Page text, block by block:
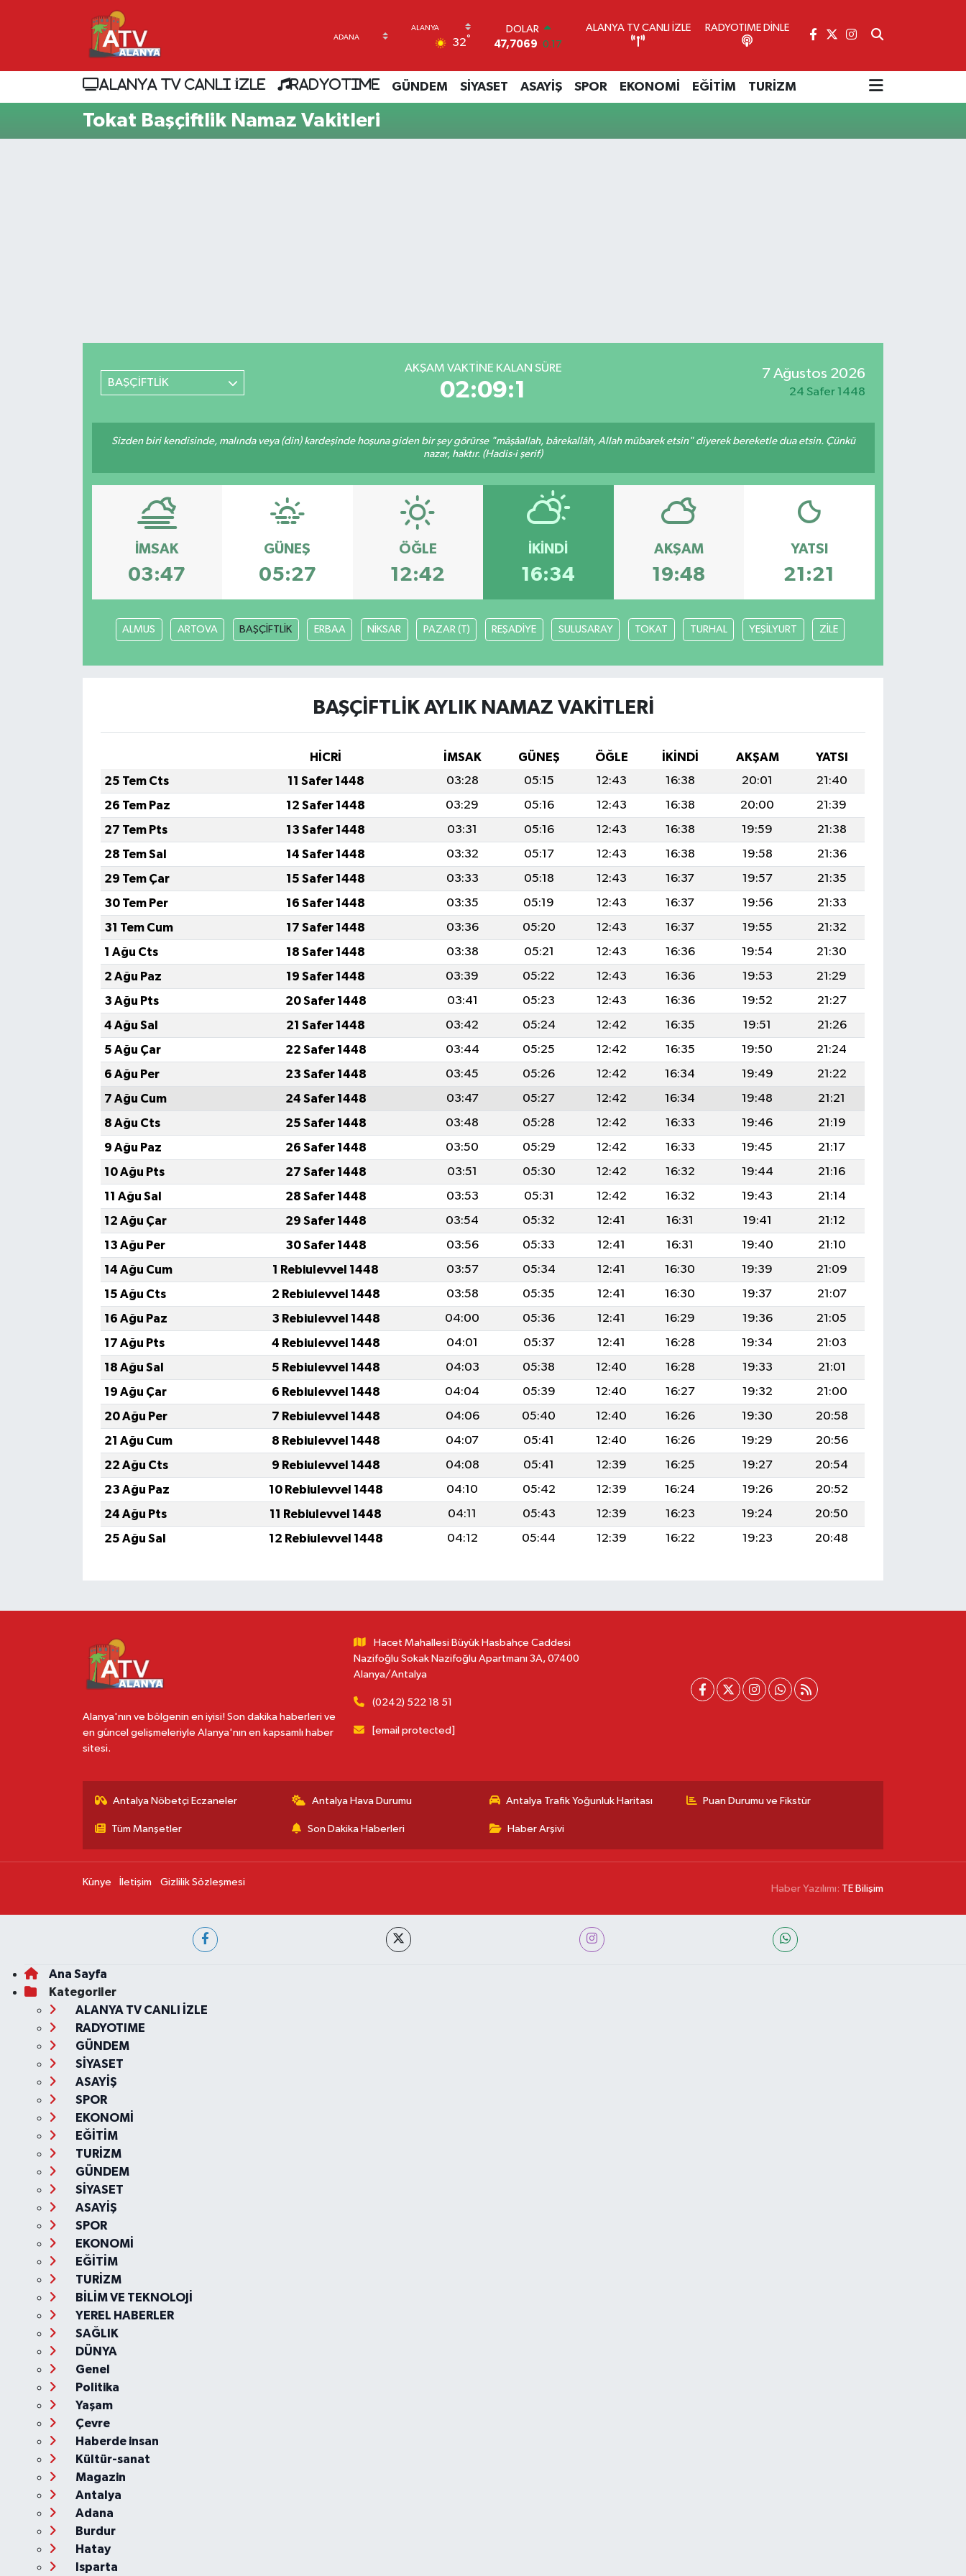
32°
DOLAR
47,7069 0.17
55,0265 0.01
STERLİN
64,1897 0.02
ALANYA TV CANLI İZLE RADYOTIME DİNLE
ALANYA TV CANLI İZLE RADYOTIME GÜNDEM SİYASET ASAYİŞ SPOR EKONOMİ EĞİTİM TURİZM
Tokat Başçiftlik Namaz Vakitleri
BAŞÇİFTLİK
AKŞAM VAKTINE KALAN SÜRE
02:09:1
7 Ağustos 2026
24 Safer 1448
Sizden biri kendisinde, malında veya (din) kardeşinde hoşuna giden bir şey görürse "mâşâallah, bârekallâh, Allah mübarek etsin" diyerek bereketle dua etsin. Çünkü
nazar, haktır. (Hadis-i şerif)
İMSAK
03:47
GÜNEŞ
05:27
ÖĞLE
12:42
İKINDI
16:34
AKŞAM
19:48
YATSI
21:21
ALMUS ARTOVA BAŞÇİFTLİK ERBAA NİKSAR PAZAR (T) REŞADİYE SULUSARAY TOKAT TURHAL YEŞİLYURT ZİLE
BAŞÇİFTLİK AYLIK NAMAZ VAKITLERI
HİCRİ İMSAK GÜNEŞ ÖĞLE İKINDI AKŞAM
YATSI
25 Tem Cts
11 Safer 1448 03:28 05:15 12:43 16:38 20:01
21:40
26 Tem Paz
12 Safer 1448 03:29 05:16 12:43 16:38 20:00
21:39
27 Tem Pts
13 Safer 1448 03:31 05:16 12:43 16:38 19:59
21:38
28 Tem Sal
14 Safer 1448 03:32 05:17 12:43 16:38 19:58
21:36
29 Tem Çar
15 Safer 1448 03:33 05:18 12:43 16:37 19:57
21:35
30 Tem Per
16 Safer 1448 03:35 05:19 12:43 16:37 19:56
21:33
31 Tem Cum
17 Safer 1448 03:36 05:20 12:43 16:37 19:55
21:32
1 Ağu Cts
18 Safer 1448 03:38 05:21 12:43 16:36 19:54
21:30
2 Ağu Paz
19 Safer 1448 03:39 05:22 12:43 16:36 19:53
21:29
3 Ağu Pts
20 Safer 1448 03:41 05:23 12:43 16:36 19:52
21:27
4 Ağu Sal
21 Safer 1448 03:42 05:24 12:42 16:35 19:51
21:26
5 Ağu Çar
22 Safer 1448 03:44 05:25 12:42 16:35 19:50
21:24
6 Ağu Per
23 Safer 1448 03:45 05:26 12:42 16:34 19:49
21:22
7 Ağu Cum
24 Safer 1448 03:47 05:27 12:42 16:34 19:48
21:21
8 Ağu Cts
25 Safer 1448 03:48 05:28 12:42 16:33 19:46
21:19
9 Ağu Paz
26 Safer 1448 03:50 05:29 12:42 16:33 19:45
21:17
10 Ağu Pts
27 Safer 1448 03:51 05:30 12:42 16:32 19:44
21:16
11 Ağu Sal
28 Safer 1448 03:53 05:31 12:42 16:32 19:43
21:14
12 Ağu Çar
29 Safer 1448 03:54 05:32 12:41 16:31 19:41
21:12
13 Ağu Per
30 Safer 1448 03:56 05:33 12:41 16:31 19:40
21:10
14 Ağu Cum
1 Rebiulevvel 1448 03:57 05:34 12:41 16:30 19:39
21:09
15 Ağu Cts
2 Rebiulevvel 1448 03:58 05:35 12:41 16:30 19:37
21:07
16 Ağu Paz
3 Rebiulevvel 1448 04:00 05:36 12:41 16:29 19:36
21:05
17 Ağu Pts
4 Rebiulevvel 1448 04:01 05:37 12:41 16:28 19:34
21:03
18 Ağu Sal
5 Rebiulevvel 1448 04:03 05:38 12:40 16:28 19:33
21:01
19 Ağu Çar
6 Rebiulevvel 1448 04:04 05:39 12:40 16:27 19:32
21:00
20 Ağu Per
7 Rebiulevvel 1448 04:06 05:40 12:40 16:26 19:30
20:58
21 Ağu Cum
8 Rebiulevvel 1448 04:07 05:41 12:40 16:26 19:29
20:56
22 Ağu Cts
9 Rebiulevvel 1448 04:08 05:41 12:39 16:25 19:27
20:54
23 Ağu Paz
10 Rebiulevvel 1448 04:10 05:42 12:39 16:24 19:26
20:52
24 Ağu Pts
11 Rebiulevvel 1448 04:11 05:43 12:39 16:23 19:24
20:50
25 Ağu Sal
12 Rebiulevvel 1448 04:12 05:44 12:39 16:22 19:23 20:48
Alanya'nın ve bölgenin en iyisi! Son dakika haberleri ve
en güncel gelişmeleriyle Alanya'nın en kapsamlı haber
sitesi.
Hacet Mahallesi Büyük Hasbahçe Caddesi
Nazifoğlu Sokak Nazifoğlu Apartmanı 3A, 07400
Alanya/Antalya
(0242) 522 18 51
[email protected]
Antalya Nöbetçi Eczaneler Antalya Hava Durumu Antalya Trafik Yoğunluk Haritası Puan Durumu ve Fikstür
Tüm Manşetler Son Dakika Haberleri Haber Arşivi
Künye İletişim Gizlilik Sözleşmesi
Haber Yazılımı: TE Bilişim
Ana Sayfa
Kategoriler
ALANYA TV CANLI İZLE
RADYOTIME
GÜNDEM
SİYASET
ASAYİŞ
SPOR
EKONOMİ
EĞİTİM
TURİZM
GÜNDEM
SİYASET
ASAYİŞ
SPOR
EKONOMİ
EĞİTİM
TURİZM
BİLİM VE TEKNOLOJİ
YEREL HABERLER
SAĞLIK
DÜNYA
Genel
Politika
Yaşam
Çevre
Haberde insan
Kültür-sanat
Magazin
Antalya
Adana
Burdur
Hatay
Isparta